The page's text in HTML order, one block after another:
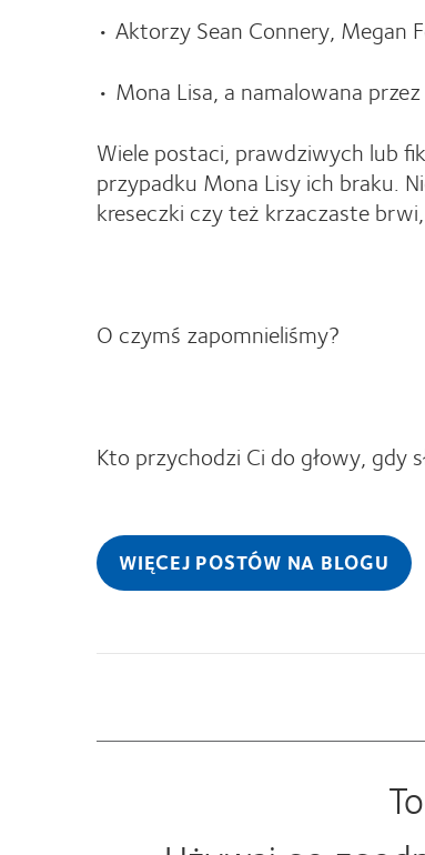
• Aktorzy Sean Connery, Megan
• Mona Lisa, a namalowana
Wiele postaci, prawdziwych lub
przypadku Mona Lisy ich braku.
kreseczki czy też krzaczaste
O czymś zapomnieliśmy?
Kto przychodzi Ci do głowy, gdy
WIĘCEJ POSTÓW NA BLOGU